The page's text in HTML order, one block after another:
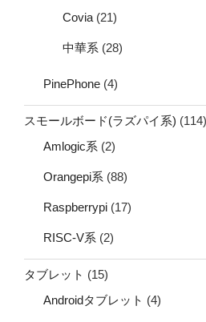
Covia (21)
中華系 (28)
PinePhone (4)
スモールボード(ラズパイ系) (114)
Amlogic系 (2)
Orangepi系 (88)
Raspberrypi (17)
RISC-V系 (2)
タブレット (15)
Androidタブレット (4)